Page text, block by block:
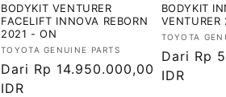
BODYKIT VENTURER
FACELIFT INNOVA REBORN
2021 - ON
Vendor:
TOYOTA GENUINE PARTS
Harga
reguler
Dari Rp 14.950.000,00
IDR
BODYKIT
Vendor:
TOYOTA
Harga
reguler
Dari Rp
IDR